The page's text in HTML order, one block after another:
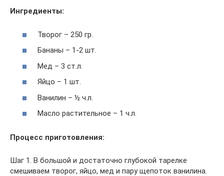
Ингредиенты:
Творог – 250 гр.
Бананы – 1-2 шт.
Мед – 3 ст.л.
Яйцо – 1 шт.
Ванилин – ½ ч.л.
Масло растительное – 1 ч.л.
Процесс приготовления:
Шаг 1. В большой и достаточно глубокой тарелке
смешиваем творог, яйцо, мед и пару щепоток ванилина.